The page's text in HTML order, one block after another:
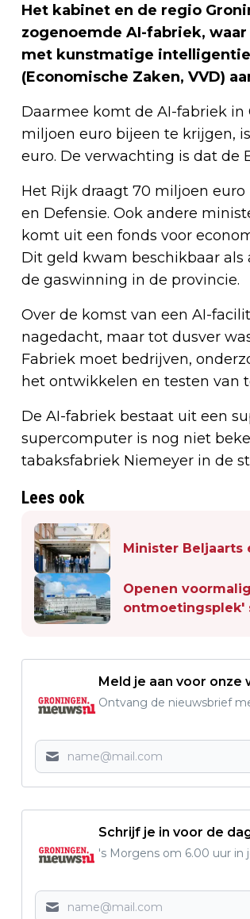
Het kabinet en de regio
zogenoemde AI-fabriek,
met kunstmatige
(Economische Zaken, VVD)
Daarmee komt de AI-fabriek
miljoen euro bijeen te krijgen,
euro. De verwachting is dat de
Het Rijk draagt 70 miljoen
en Defensie. Ook andere
komt uit een fonds voor
Dit geld kwam beschikbaar
de gaswinning in de provincie.
Over de komst van een AI-
nagedacht, maar tot dusver
Fabriek moet bedrijven,
het ontwikkelen en testen van
De AI-fabriek bestaat uit een
supercomputer is nog niet
tabaksfabriek Niemeyer in de
Lees ook
Minister Beljaarts
Openen
ontmoetingsplek'
Meld je aan voor
Ontvang de nieuwsbrief
Schrijf je in voor de
's Morgens om 6.00 uur in